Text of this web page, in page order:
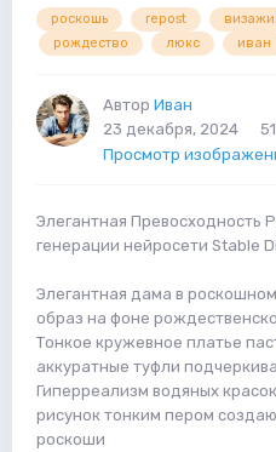
роскошь repost
рождество
люкс иван
Автор Иван
23 декабря, 2024
Просмотр
Элегантная Превосходность
генерации нейросети Stable
Элегантная дама в
образ на фоне
Тонкое кружевное платье
аккуратные туфли
Гиперреализм водяных
рисунок тонким пером
роскоши